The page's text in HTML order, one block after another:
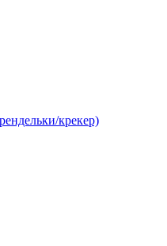
крекер)